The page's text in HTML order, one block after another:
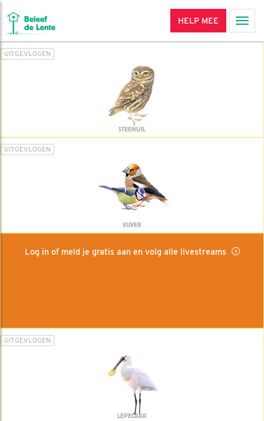
HELP MEE
UITGEVLOGEN
STEENUIL
UITGEVLOGEN
VIJVER
Log in of meld je gratis aan en volg alle livestreams
UITGEVLOGEN
LEPELAAR